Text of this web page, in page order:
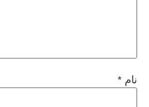
نام *